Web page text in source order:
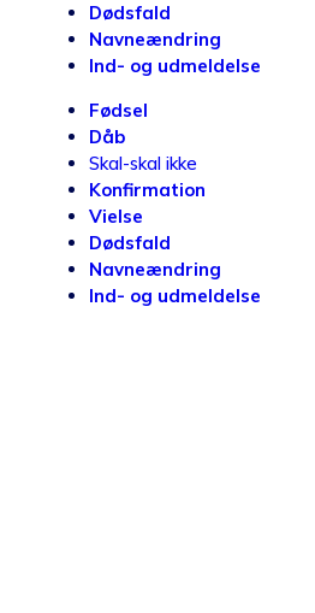
Dødsfald
Navneændring
Ind- og udmeldelse
Fødsel
Dåb
Skal-skal ikke
Konfirmation
Vielse
Dødsfald
Navneændring
Ind- og udmeldelse